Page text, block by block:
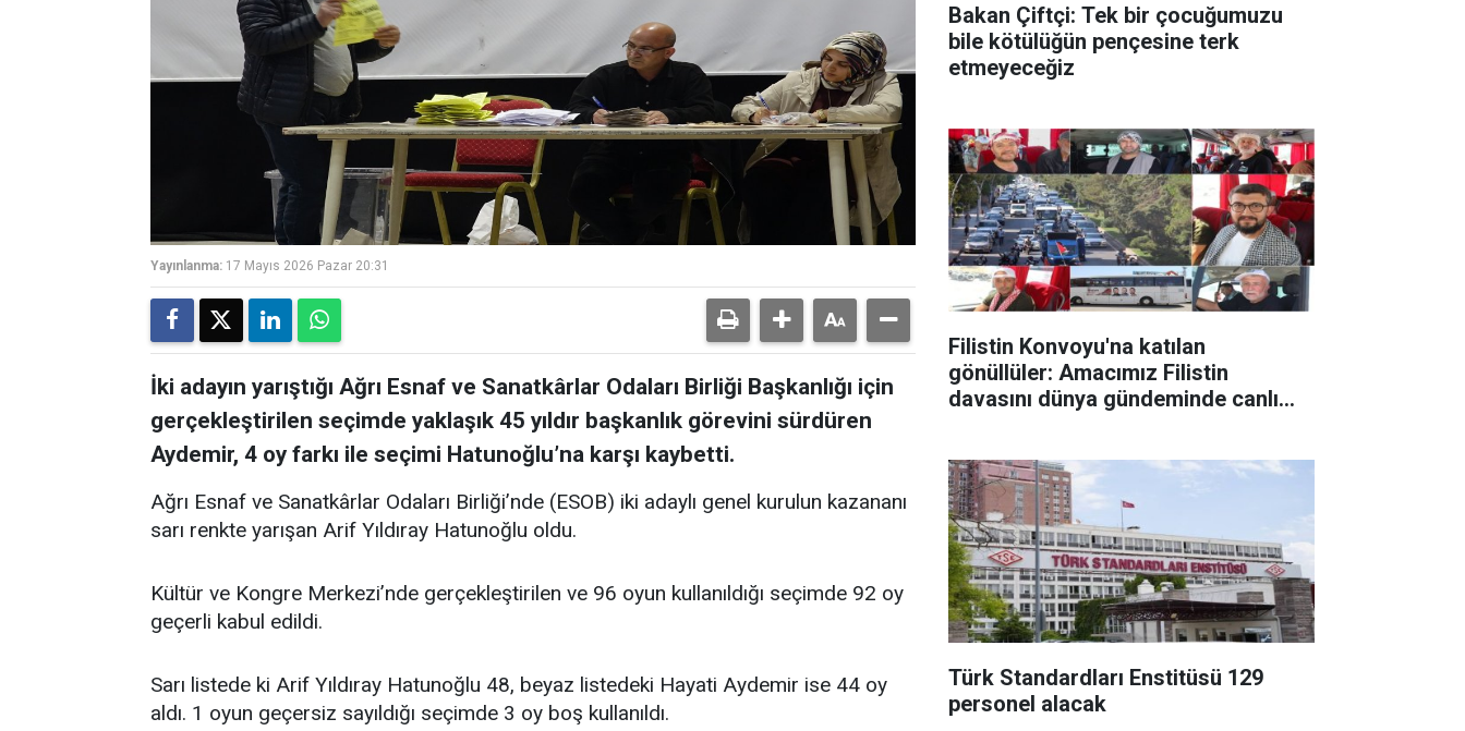
Yayınlanma: 17 Mayıs 2026 Pazar 20:31
İki adayın yarıştığı Ağrı Esnaf ve Sanatkârlar Odaları Birliği Başkanlığı için
gerçekleştirilen seçimde yaklaşık 45 yıldır başkanlık görevini sürdüren
Aydemir, 4 oy farkı ile seçimi Hatunoğlu’na karşı kaybetti.
Ağrı Esnaf ve Sanatkârlar Odaları Birliği’nde (ESOB) iki adaylı genel kurulun kazananı
sarı renkte yarışan Arif Yıldıray Hatunoğlu oldu.
Kültür ve Kongre Merkezi’nde gerçekleştirilen ve 96 oyun kullanıldığı seçimde 92 oy
geçerli kabul edildi.
Sarı listede ki Arif Yıldıray Hatunoğlu 48, beyaz listedeki Hayati Aydemir ise 44 oy
aldı. 1 oyun geçersiz sayıldığı seçimde 3 oy boş kullanıldı.
Bakan Çiftçi: Tek bir çocuğumuzu
bile kötülüğün pençesine terk
etmeyeceğiz
Filistin Konvoyu'na katılan
gönüllüler: Amacımız Filistin
davasını dünya gündeminde canlı
Türk Standardları Enstitüsü 129
personel alacak